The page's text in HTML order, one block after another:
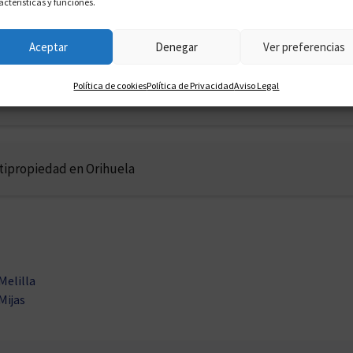
Aceptar Denegar Ver preferencias
Política de cookiesPolítica de PrivacidadAviso Legal
en Móstoles
en Motril
en Orihuela